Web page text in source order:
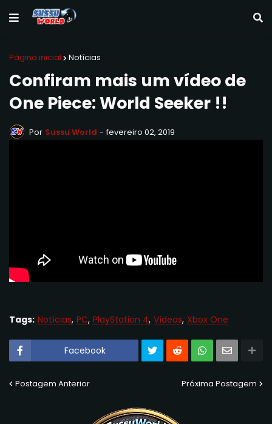
Página inicial Notícias
Confiram mais um vídeo de
One Piece: World Seeker !!
Por Sussu World - fevereiro 02, 2019
Tags: Notícias PC PlayStation 4 Vídeos Xbox One
Facebook
Postagem Anterior Próxima Postagem